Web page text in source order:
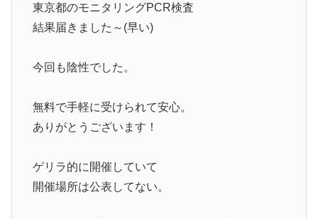
東京都のモニタリングPCR検査
結果届きました～(早い)
今回も陰性でした。
無料で手軽に受けられて安心。
ありがとうございます！
ゲリラ的に開催していて
開催場所は公表してない。